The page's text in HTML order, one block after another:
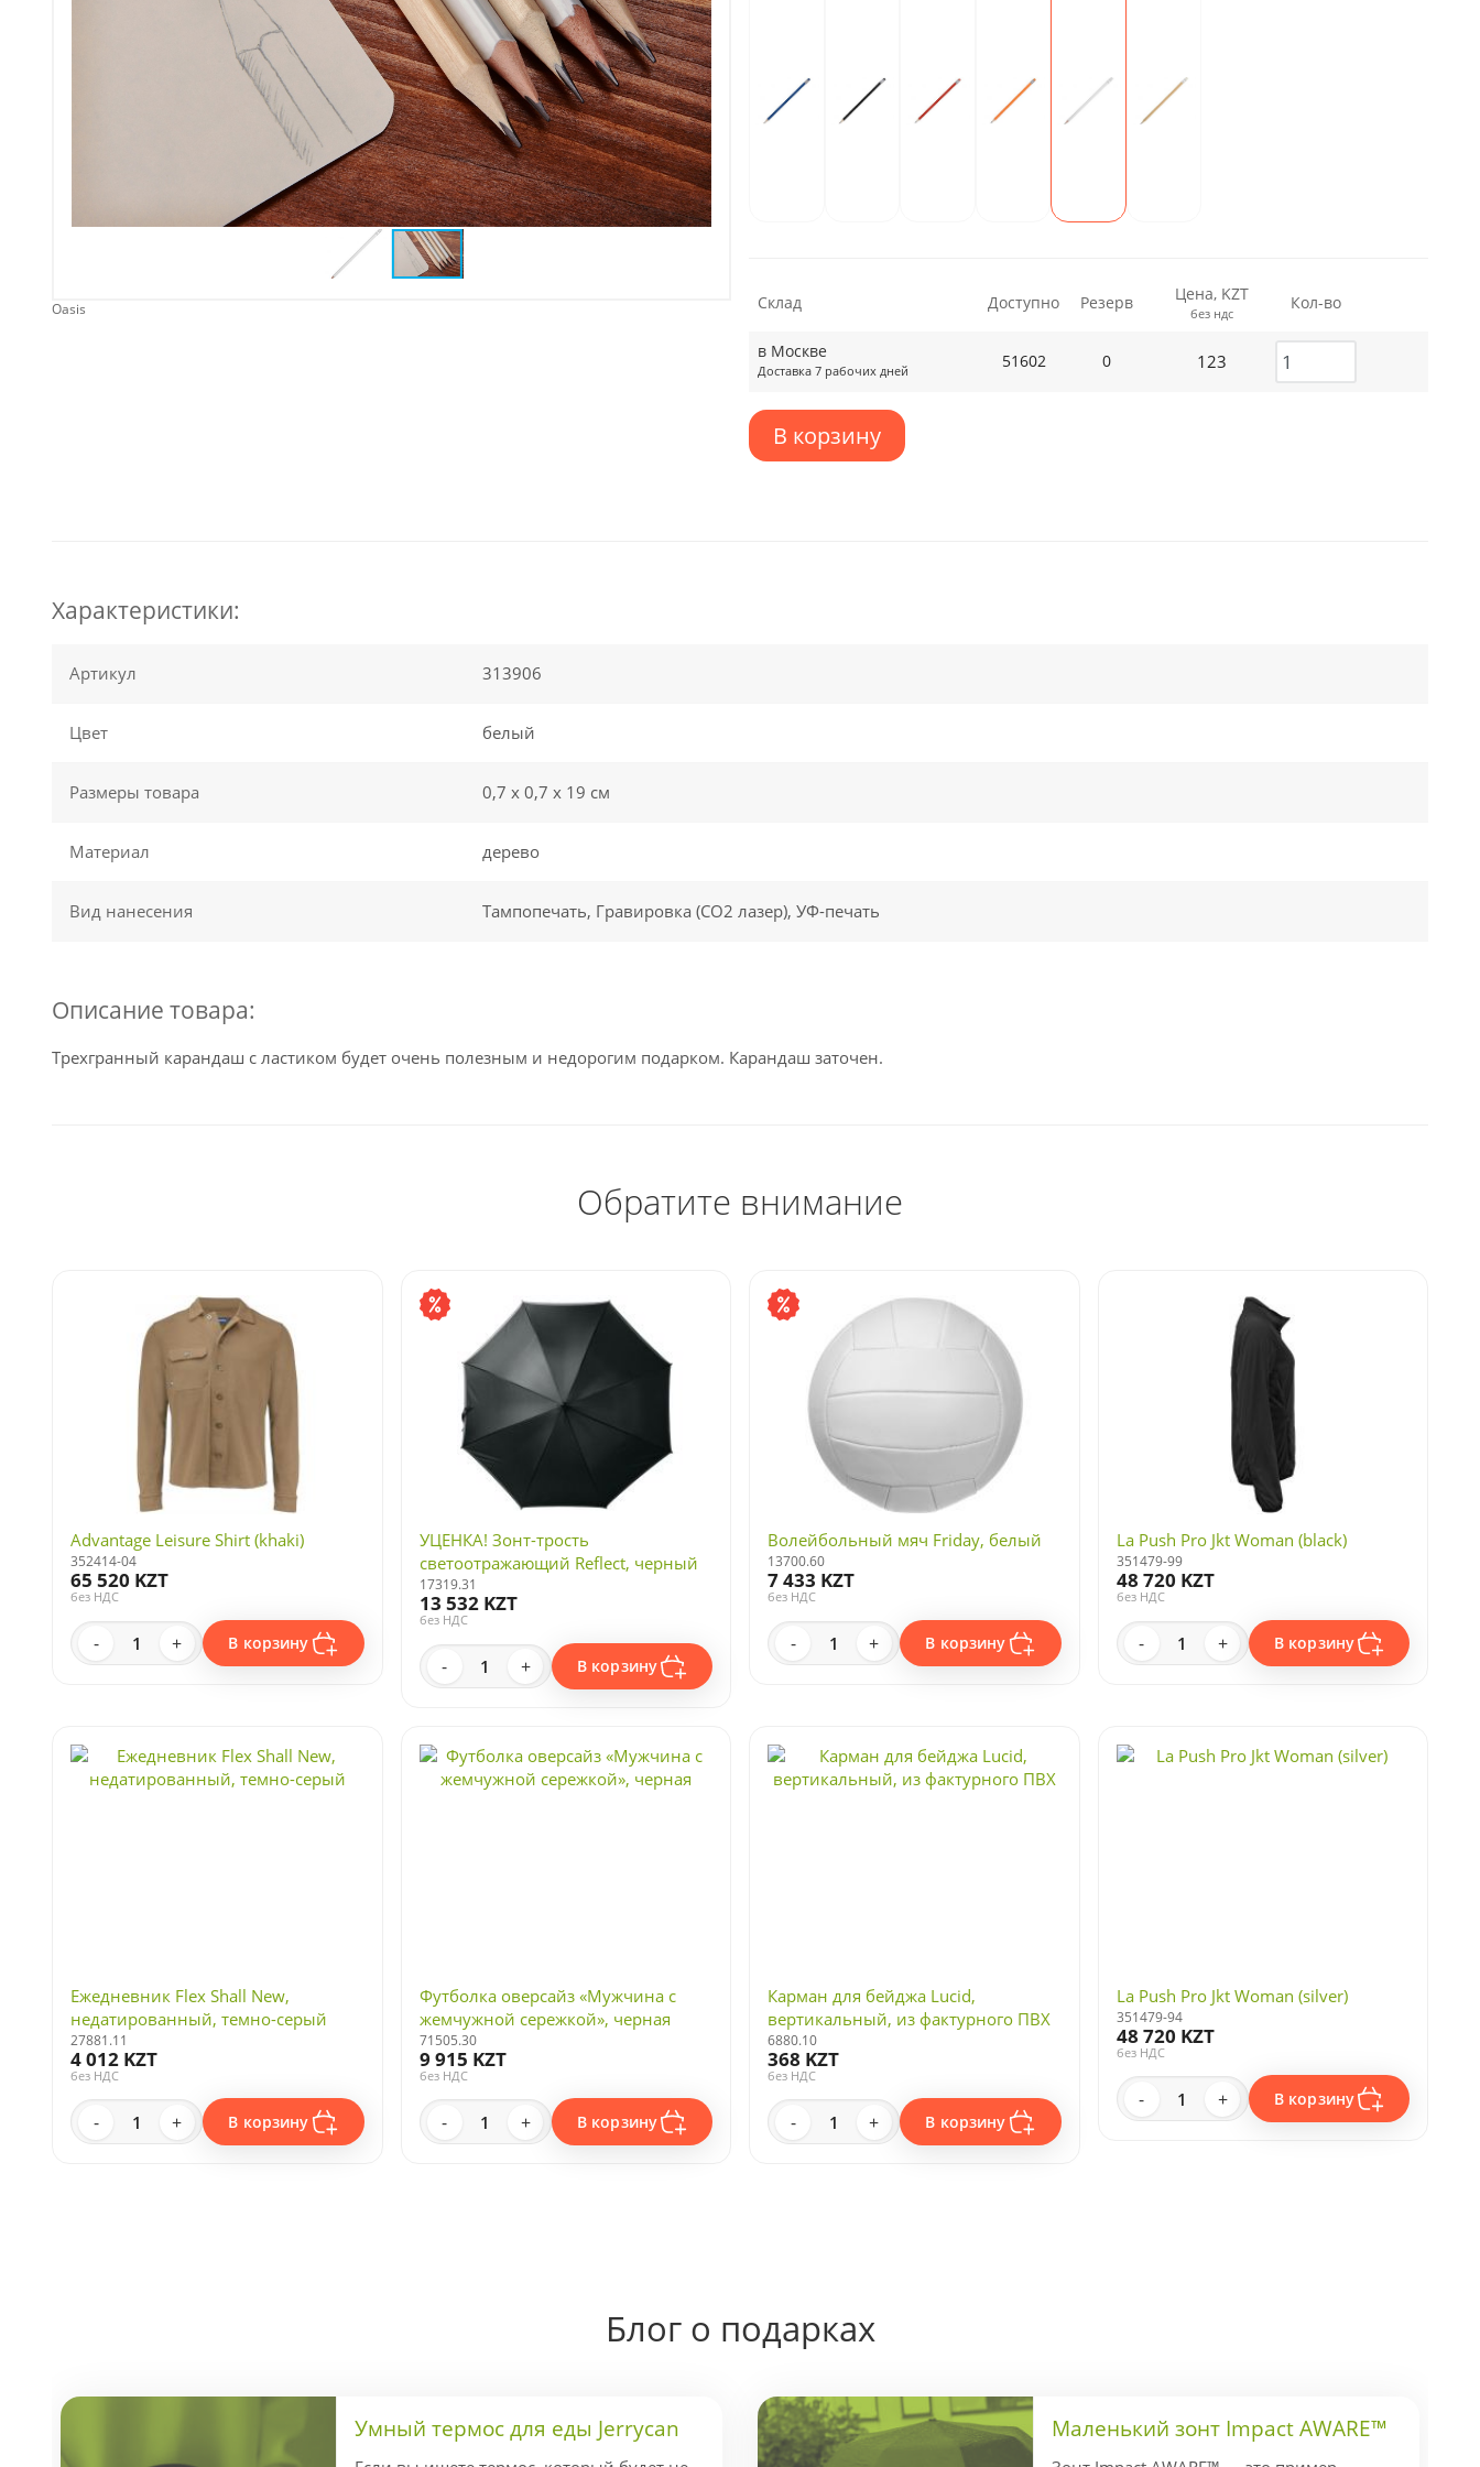
Подарочные наборы
Деловые подарки
Oasis Склад Доступно Резерв Цена, KZT
без ндс Кол-во
в Москве
Доставка 7 рабочих дней 51602 0 123
В корзину
Характеристики:
Артикул 313906
Цвет белый
Размеры товара 0,7 х 0,7 х 19 см
Материал дерево
Вид нанесения Тампопечать, Гравировка (CO2 лазер), УФ-печать
Описание товара:
Трехгранный карандаш с ластиком будет очень полезным и недорогим подарком. Карандаш заточен.
Обратите внимание
Advantage Leisure Shirt (khaki)
352414-04
65 520 KZT
без НДС
- + В корзину
УЦЕНКА! Зонт-трость
светоотражающий Reflect, черный
17319.31
13 532 KZT
без НДС
- + В корзину
Волейбольный мяч Friday, белый
13700.60
7 433 KZT
без НДС
- + В корзину
La Push Pro Jkt Woman (black)
351479-99
48 720 KZT
без НДС
- + В корзину
Ежедневник Flex Shall New,
недатированный, темно-серый
27881.11
4 012 KZT
без НДС
- + В корзину
Футболка оверсайз «Мужчина с
жемчужной сережкой», черная
71505.30
9 915 KZT
без НДС
- + В корзину
Карман для бейджа Lucid,
вертикальный, из фактурного ПВХ
6880.10
368 KZT
без НДС
- + В корзину
La Push Pro Jkt Woman (silver)
351479-94
48 720 KZT
без НДС
- + В корзину
Блог о подарках
Умный термос для еды Jerrycan Маленький зонт Impact AWARE™